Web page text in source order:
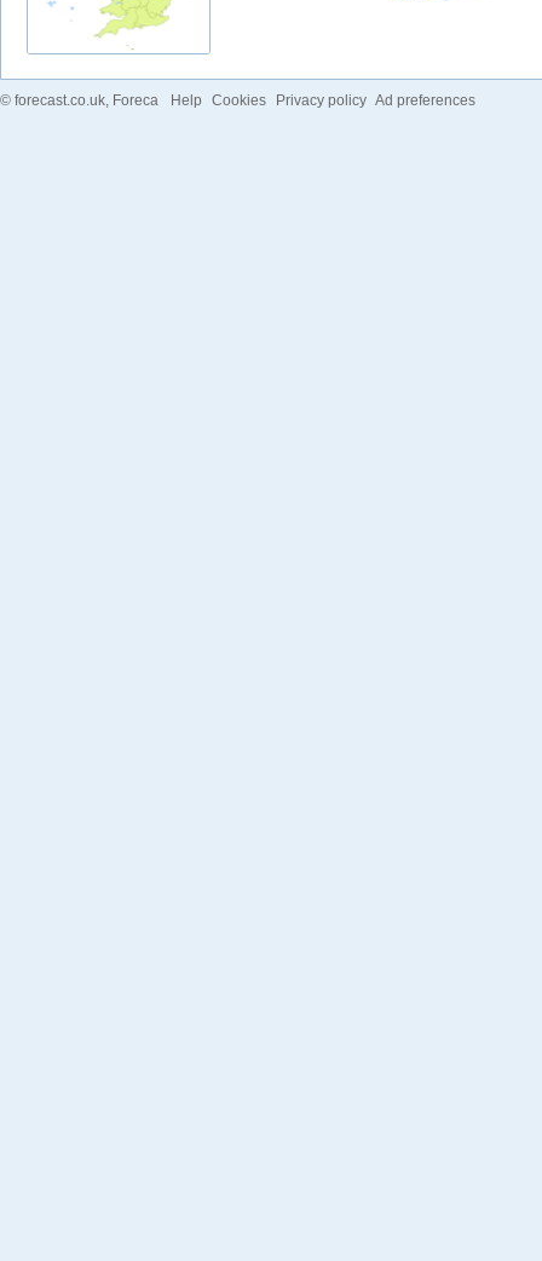
© forecast.co.uk , Foreca Help Cookies Privacy policy Ad preferences